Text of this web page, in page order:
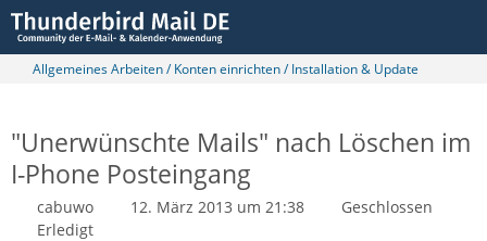
Allgemeines Arbeiten / Konten einrichten / Installation & Update
"Unerwünschte Mails" nach Löschen im
I-Phone Posteingang
cabuwo 12. März 2013 um 21:38
Geschlossen
Erledigt